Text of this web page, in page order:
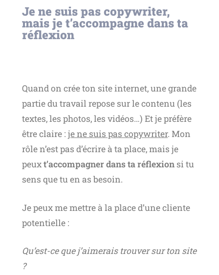
Je ne suis pas copywriter,
mais je t’accompagne dans ta
réflexion
Quand on crée ton site internet, une grande
partie du travail repose sur le contenu (les
textes, les photos, les vidéos…) Et je préfère
être claire : je ne suis pas copywriter. Mon
rôle n’est pas d’écrire à ta place, mais je
peuxt’accompagner dans ta réflexion si tu
sens que tu en as besoin.
Je peux me mettre à la place d’une cliente
potentielle :
Qu’est-ce que j’aimerais trouver sur ton site
?